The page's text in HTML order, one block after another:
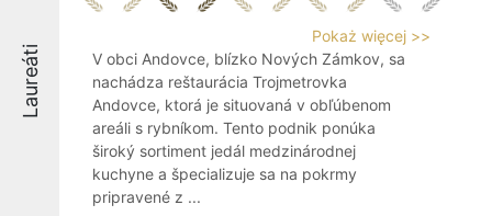
Laureáti
Pokaż więcej >>
V obci Andovce, blízko Nových Zámkov, sa
nachádza reštaurácia Trojmetrovka
Andovce, ktorá je situovaná v obľúbenom
areáli s rybníkom. Tento podnik ponúka
široký sortiment jedál medzinárodnej
kuchyne a špecializuje sa na pokrmy
pripravené z ...